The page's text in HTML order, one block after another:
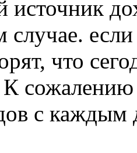
источник
случае.
что
сожалению
с каждым